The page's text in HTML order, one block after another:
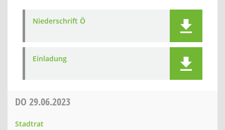
Niederschrift Ö
Einladung
DO 29.06.2023
Stadtrat